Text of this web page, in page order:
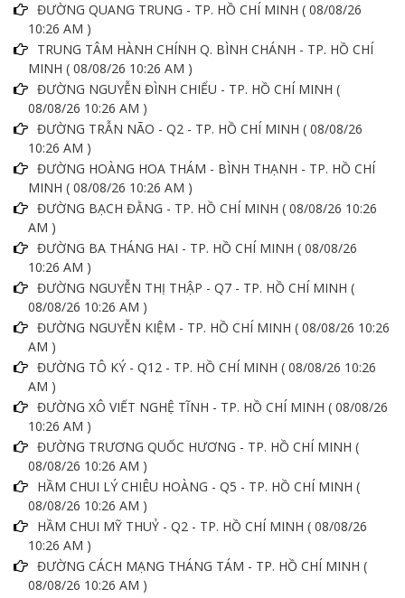
ĐƯỜNG QUANG TRUNG - TP. HỒ CHÍ MINH ( 08/08/26
10:26 AM )
TRUNG TÂM HÀNH CHÍNH Q. BÌNH CHÁNH - TP. HỒ CHÍ
MINH ( 08/08/26 10:26 AM )
ĐƯỜNG NGUYỄN ĐÌNH CHIỂU - TP. HỒ CHÍ MINH (
08/08/26 10:26 AM )
ĐƯỜNG TRẪN NÃO - Q2 - TP. HỒ CHÍ MINH ( 08/08/26
10:26 AM )
ĐƯỜNG HOÀNG HOA THÁM - BÌNH THẠNH - TP. HỒ CHÍ
MINH ( 08/08/26 10:26 AM )
ĐƯỜNG BẠCH ĐẰNG - TP. HỒ CHÍ MINH ( 08/08/26 10:26
AM )
ĐƯỜNG BA THÁNG HAI - TP. HỒ CHÍ MINH ( 08/08/26
10:26 AM )
ĐƯỜNG NGUYỄN THỊ THẬP - Q7 - TP. HỒ CHÍ MINH (
08/08/26 10:26 AM )
ĐƯỜNG NGUYỄN KIỆM - TP. HỒ CHÍ MINH ( 08/08/26 10:26
AM )
ĐƯỜNG TÔ KÝ - Q12 - TP. HỒ CHÍ MINH ( 08/08/26 10:26
AM )
ĐƯỜNG XÔ VIẾT NGHỆ TĨNH - TP. HỒ CHÍ MINH ( 08/08/26
10:26 AM )
ĐƯỜNG TRƯƠNG QUỐC HƯƠNG - TP. HỒ CHÍ MINH (
08/08/26 10:26 AM )
HẦM CHUI LÝ CHIÊU HOÀNG - Q5 - TP. HỒ CHÍ MINH (
08/08/26 10:26 AM )
HẦM CHUI MỸ THUỶ - Q2 - TP. HỒ CHÍ MINH ( 08/08/26
10:26 AM )
ĐƯỜNG CÁCH MẠNG THÁNG TÁM - TP. HỒ CHÍ MINH (
08/08/26 10:26 AM )